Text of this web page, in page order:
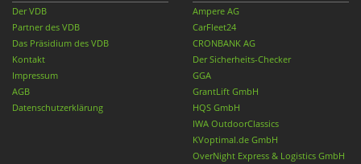
Der VDB
Partner des VDB
Das Präsidium des VDB
Kontakt
Impressum
AGB
Datenschutzerklärung
Ampere AG
CarFleet24
CRONBANK AG
Der Sicherheits-Checker
GGA
GrantLift GmbH
HQS GmbH
IWA OutdoorClassics
KVoptimal.de GmbH
OverNight Express & Logistics GmbH